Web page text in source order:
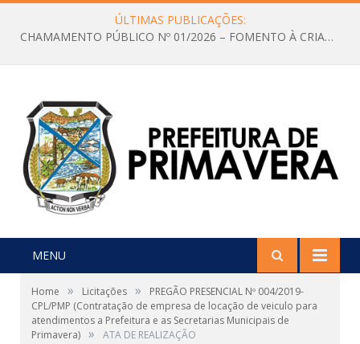
ÚLTIMAS PUBLICAÇÕES:
CHAMAMENTO PÚBLICO Nº 01/2026 – FOMENTO À CRIAÇÃO E A CIRCULAÇÃO DE PRODUÇÕES CULTURAIS – Aldir Blanc
MENU
Home » Licitações »
PREGÃO PRESENCIAL Nº 004/2019-
CPL/PMP (Contratação de empresa de locação de veiculo para
atendimentos a Prefeitura e as Secretarias Municipais de
Primavera) » ATA DE REALIZAÇÃO